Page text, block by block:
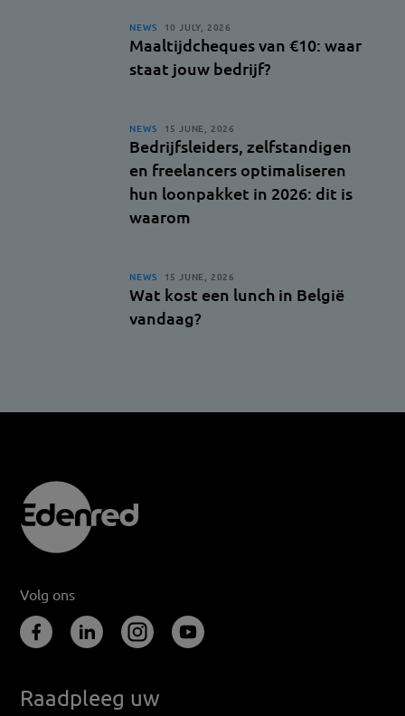
NEWS 10 JULY, 2026
Maaltijdcheques van €10: waar
staat jouw bedrijf?
NEWS 15 JUNE, 2026
Bedrijfsleiders, zelfstandigen
en freelancers optimaliseren
hun loonpakket in 2026: dit is
waarom
NEWS 15 JUNE, 2026
Wat kost een lunch in België
vandaag?
Volg ons
Raadpleeg uw